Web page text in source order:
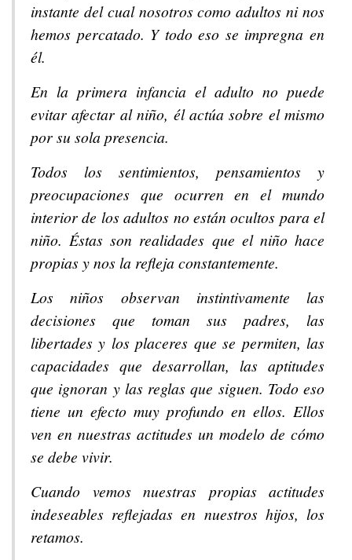
instante del cual nosotros como adultos ni nos
hemos percatado. Y todo eso se impregna en
él.
En la primera infancia el adulto no puede
evitar afectar al niño, él actúa sobre el mismo
por su sola presencia.
Todos los sentimientos, pensamientos y
preocupaciones que ocurren en el mundo
interior de los adultos no están ocultos para el
niño. Éstas son realidades que el niño hace
propias y nos la refleja constantemente.
Los niños observan instintivamente las
decisiones que toman sus padres, las
libertades y los placeres que se permiten, las
capacidades que desarrollan, las aptitudes
que ignoran y las reglas que siguen. Todo eso
tiene un efecto muy profundo en ellos. Ellos
ven en nuestras actitudes un modelo de cómo
se debe vivir.
Cuando vemos nuestras propias actitudes
indeseables reflejadas en nuestros hijos, los
retamos.